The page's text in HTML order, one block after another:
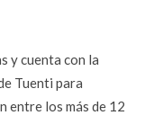
y cuenta con la
Tuenti para
entre los más de 12